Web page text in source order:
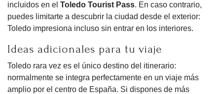
incluidos en el Toledo Tourist Pass. En caso contrario,
puedes limitarte a descubrir la ciudad desde el exterior:
Toledo impresiona incluso sin entrar en los interiores.
Ideas adicionales para tu viaje
Toledo rara vez es el único destino del itinerario:
normalmente se integra perfectamente en un viaje más
amplio por el centro de España. Si dispones de más